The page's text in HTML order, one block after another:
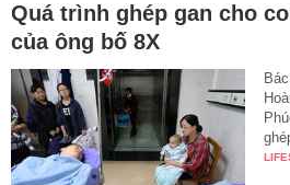
Quá trình ghép gan cho
của ông bố 8X